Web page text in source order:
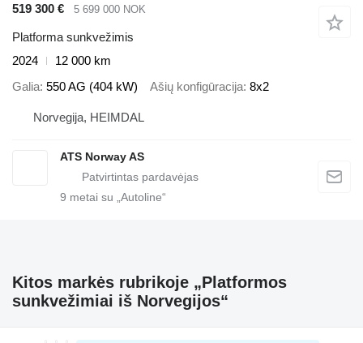
519 300 € 5 699 000 NOK
Platforma sunkvežimis
2024
12 000 km
Galia 550 AG (404 kW) Ašių konfigūracija 8x2
Norvegija, HEIMDAL
ATS Norway AS
9 metai su „Autoline“
Kitos markės rubrikoje „Platformos
sunkvežimiai iš Norvegijos“